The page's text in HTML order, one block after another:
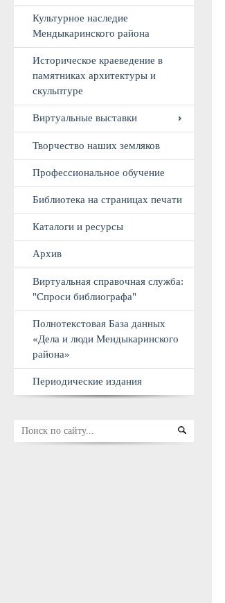
Центральная детская библиотека
Анонс!!!
Мендыкаринского района
Историческое краеведение в
скульптуре
Виртуальные выставки
Творчество наших земляков
Профессиональное обучение
Библиотека на страницах печати
Каталоги и ресурсы
Виртуальная справочная служба:
Полнотекстовая База данных